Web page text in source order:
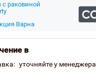
раковиной
Варна
в
уточняйте у менеджера